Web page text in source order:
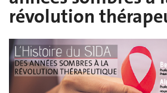
révolution